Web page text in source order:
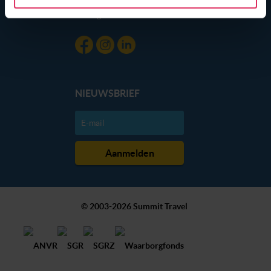
gebruik van hun services. Wil je niet dat dit gebeurt? Pas
dan hieronder jouw voorkeuren aan. Goed om te weten:
je kunt jouw voorkeuren altijd aanpassen. Klik daarvoor
op de lichtblauwe knop linksonder in beeld en kies voor
kunnen ontvangen en verwerken.
NIEUWSBRIEF
© 2003-2026 Summit Travel